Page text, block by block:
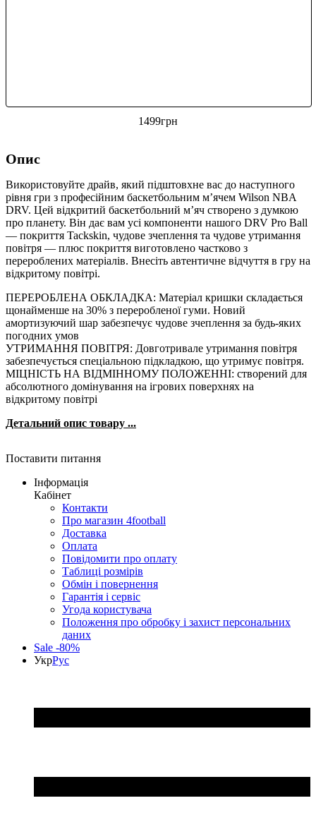
1499грн
Опис
Використовуйте драйв, який підштовхне вас до наступного
рівня гри з професійним баскетбольним м’ячем Wilson NBA
DRV. Цей відкритий баскетбольний м’яч створено з думкою
про планету. Він дає вам усі компоненти нашого DRV Pro Ball
— покриття Tackskin, чудове зчеплення та чудове утримання
повітря — плюс покриття виготовлено частково з
перероблених матеріалів. Внесіть автентичне відчуття в гру на
відкритому повітрі.
ПЕРЕРОБЛЕНА ОБКЛАДКА: Матеріал кришки складається
щонайменше на 30% з переробленої гуми. Новий
амортизуючий шар забезпечує чудове зчеплення за будь-яких
погодних умов
УТРИМАННЯ ПОВІТРЯ: Довготривале утримання повітря
забезпечується спеціальною підкладкою, що утримує повітря.
МІЦНІСТЬ НА ВІДМІННОМУ ПОЛОЖЕННІ: створений для
абсолютного домінування на ігрових поверхнях на
відкритому повітрі
Детальний опис товару ...
Поставити питання
Інформація
Кабінет
Контакти
Про магазин 4football
Доставка
Оплата
Повідомити про оплату
Таблиці розмірів
Обмін і повернення
Гарантія і сервіс
Угода користувача
Положення про обробку і захист персональних
даних
Sale -80%
УкрРус